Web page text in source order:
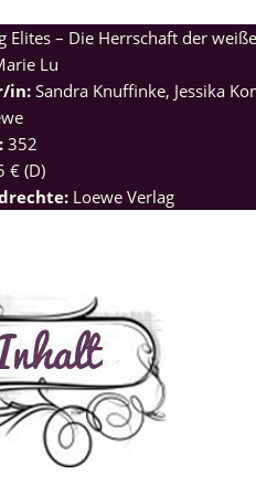
Elites – Die Herrschaft der
Lu
in: Sandra Knuffinke, Jessika
352
€ (D)
Loewe Verlag